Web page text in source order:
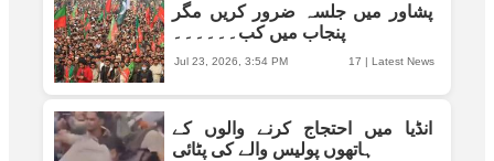
پشاور میں جلسہ ضرور کریں مگر
پنجاب میں کب۔۔۔۔۔۔
17 | Latest News
Jul 23, 2026, 3:54 PM
انڈیا میں احتجاج کرنے والوں کے
ہاتھوں پولیس والے کی پٹائی